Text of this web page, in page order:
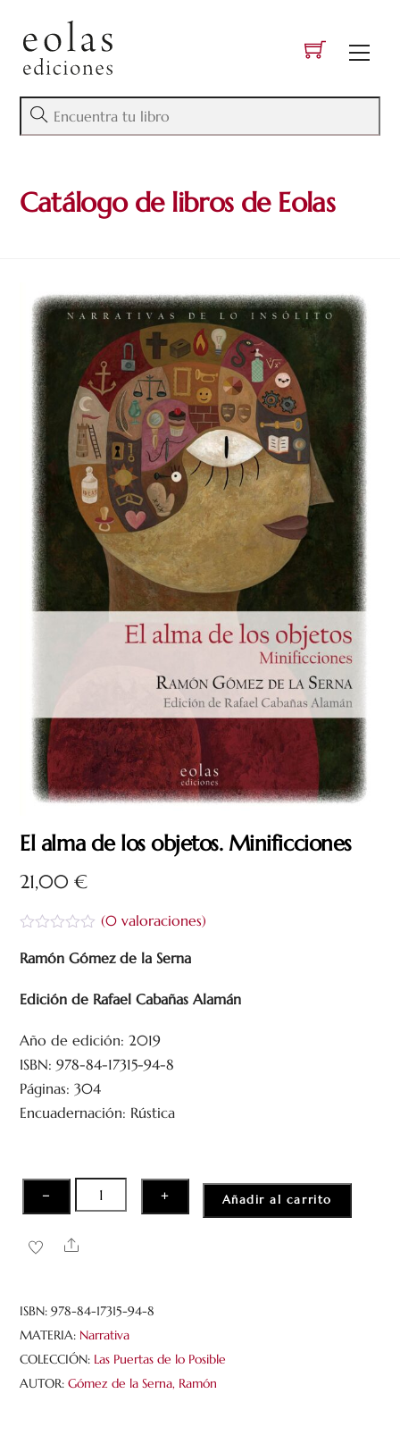
content
Catálogo de libros de Eolas
El alma de los objetos. Minificciones
21,00€
a
r
o
c
o
n
0
d
(0valoraciones)
Ramón Gómez de la Serna
Edición de Rafael Cabañas Alamán
Año de edición: 2019
ISBN: 978-84-17315-94-8
Páginas: 304
Encuadernación: Rústica
−
alma
de
Minificciones
cantidad
+ Añadir al carrito
Share
ISBN:978-84-17315-94-8
MATERIA: Narrativa
COLECCIÓN: Las Puertas de lo Posible
AUTOR:Gómez de la Serna, Ramón